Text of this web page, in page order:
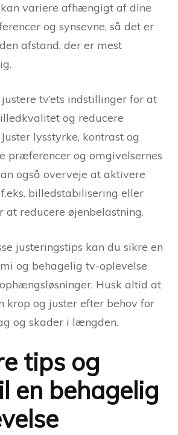
kan variere afhængigt af dine
og synsevne, så det er
afstand, der er mest
tv’ets indstillinger for at
og reducere
lysstyrke, kontrast og
præferencer og omgivelsernes
også overveje at aktivere
billedstabilisering eller
at reducere øjenbelastning.
justeringstips kan du sikre en
og behagelig tv-oplevelse
Husk altid at
krop og juster efter behov for
og skader i længden.
tips og
en behagelig